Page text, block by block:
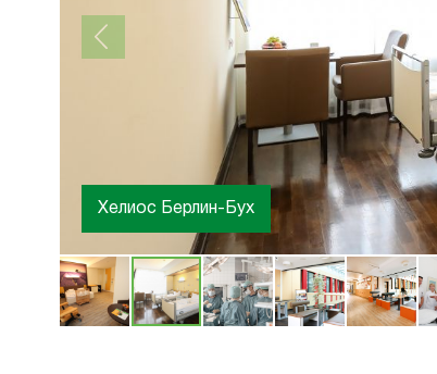
Хелиос Берлин-Бух
Кардиологический центр Хелиос Лейпциг